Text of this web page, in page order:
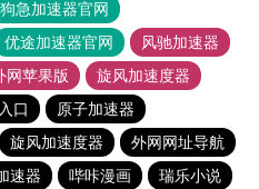
狗急加速器官网
优途加速器官网
风驰加速器
网苹果版
旋风加速度器
口
原子加速器
旋风加速度器
外网网址导航
速器 哔咔漫画
瑞乐小说